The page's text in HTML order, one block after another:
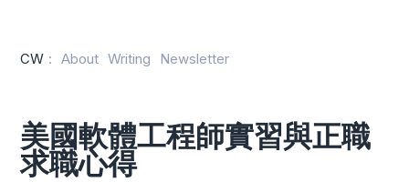
CW : About Writing Newsletter
美國軟體工程師實習與正職
求職心得